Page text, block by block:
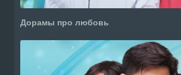
Дорамы про любовь